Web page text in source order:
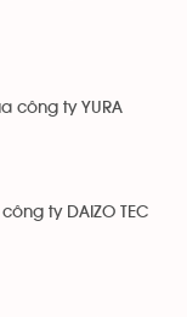
công ty YURA
ty DAIZO TEC